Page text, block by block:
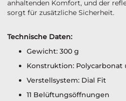
anhaltenden Komfort, und der
sorgt für zusätzliche Sicherheit.
Technische Daten:
Gewicht: 300 g
Konstruktion: Polycarbonat
Verstellsystem: Dial Fit
11 Belüftungsöffnungen